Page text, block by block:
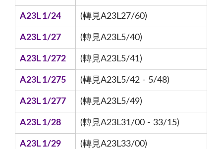
A23L 1/24 (轉見A23L27/60)
A23L 1/27 (轉見A23L5/40)
A23L 1/272 (轉見A23L5/41)
A23L 1/275 (轉見A23L5/42 - 5/48)
A23L 1/277 (轉見A23L5/49)
A23L 1/28 (轉見A23L31/00 - 33/15)
A23L 1/29 (轉見A23L33/00)